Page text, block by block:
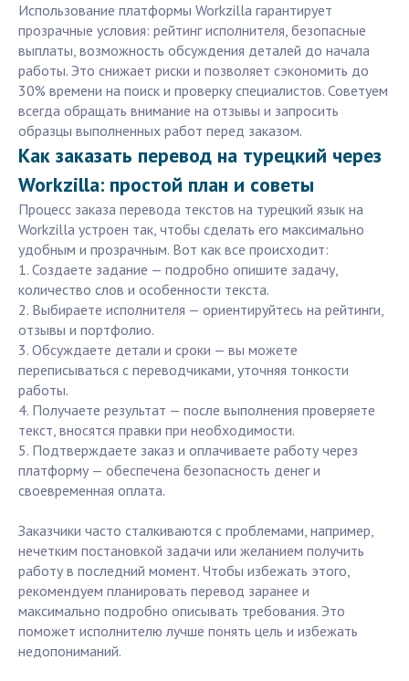
Использование платформы Workzilla гарантирует
прозрачные условия: рейтинг исполнителя, безопасные
выплаты, возможность обсуждения деталей до начала
работы. Это снижает риски и позволяет сэкономить до
30% времени на поиск и проверку специалистов. Советуем
всегда обращать внимание на отзывы и запросить
образцы выполненных работ перед заказом.
Как заказать перевод на турецкий через
Workzilla: простой план и советы
Процесс заказа перевода текстов на турецкий язык на
Workzilla устроен так, чтобы сделать его максимально
удобным и прозрачным. Вот как все происходит:
1. Создаете задание — подробно опишите задачу,
количество слов и особенности текста.
2. Выбираете исполнителя — ориентируйтесь на рейтинги,
отзывы и портфолио.
3. Обсуждаете детали и сроки — вы можете
переписываться с переводчиками, уточняя тонкости
работы.
4. Получаете результат — после выполнения проверяете
текст, вносятся правки при необходимости.
5. Подтверждаете заказ и оплачиваете работу через
платформу — обеспечена безопасность денег и
своевременная оплата.
Заказчики часто сталкиваются с проблемами, например,
нечетким постановкой задачи или желанием получить
работу в последний момент. Чтобы избежать этого,
рекомендуем планировать перевод заранее и
максимально подробно описывать требования. Это
поможет исполнителю лучше понять цель и избежать
недопониманий.